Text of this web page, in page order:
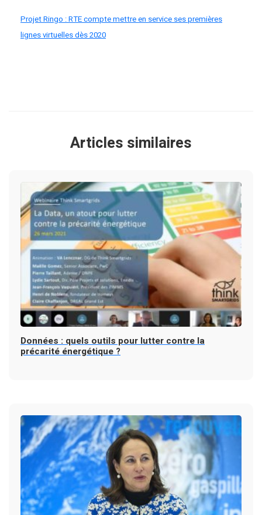
Projet Ringo : RTE compte mettre en service ses premières
lignes virtuelles dès 2020
Articles similaires
Données : quels outils pour lutter contre la
précarité énergétique ?